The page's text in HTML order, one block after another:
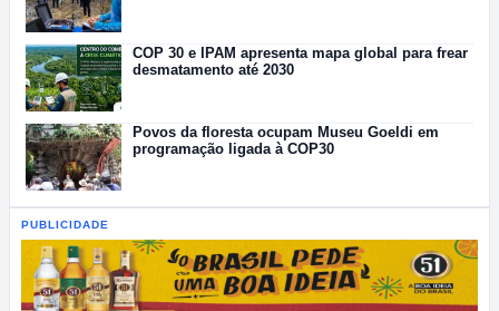
COP 30 e IPAM apresenta mapa global para frear
desmatamento até 2030
Povos da floresta ocupam Museu Goeldi em
programação ligada à COP30
PUBLICIDADE